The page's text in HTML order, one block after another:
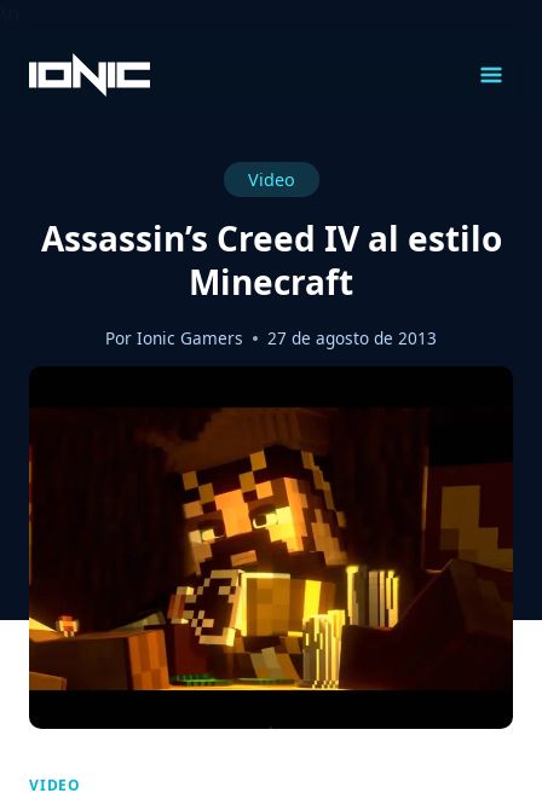
Contenido
Video
Assassin’s Creed IV al estilo
Minecraft
Por Ionic Gamers 27 de agosto de 2013
VIDEO